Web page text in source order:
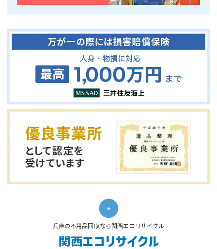
兵庫の不用品回収なら関西エコリサイクル